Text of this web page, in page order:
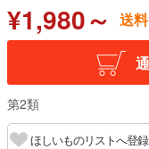
¥1,980～ 送
第2類
ほしいものリストへ登録